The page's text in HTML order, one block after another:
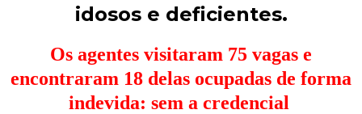
idosos e deficientes.
Os agentes visitaram 75 vagas e
encontraram 18 delas ocupadas de forma
indevida: sem a credencial